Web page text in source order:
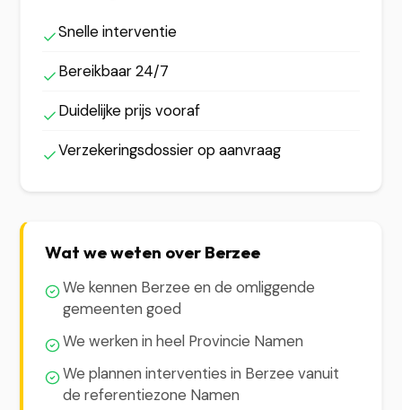
Snelle interventie
Bereikbaar 24/7
Duidelijke prijs vooraf
Verzekeringsdossier op aanvraag
Wat we weten over Berzee
We kennen Berzee en de omliggende
gemeenten goed
We werken in heel Provincie Namen
We plannen interventies in Berzee vanuit
de referentiezone Namen